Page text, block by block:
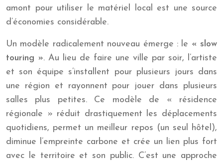
amont pour utiliser le matériel local est une source
d’économies considérable.
Un modèle radicalement nouveau émerge : le « slow
touring ». Au lieu de faire une ville par soir, l’artiste
et son équipe s’installent pour plusieurs jours dans
une région et rayonnent pour jouer dans plusieurs
salles plus petites. Ce modèle de « résidence
régionale » réduit drastiquement les déplacements
quotidiens, permet un meilleur repos (un seul hôtel),
diminue l’empreinte carbone et crée un lien plus fort
avec le territoire et son public. C’est une approche